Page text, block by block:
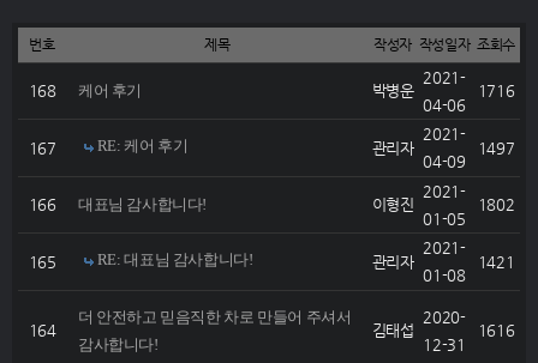
번호 제목 작성자 작성일자 조회수
168 케어 후기 박병운
2021-
04-06
1716
167 RE: 케어 후기 관리자
2021-
04-09
1497
166 대표님 감사합니다! 이형진
2021-
01-05
1802
165 RE: 대표님 감사합니다! 관리자
2021-
01-08
1421
164
더 안전하고 믿음직한 차로 만들어 주셔서
감사합니다!
김태섭
2020-
12-31
1616